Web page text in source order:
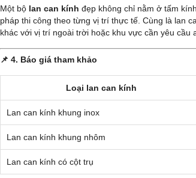
Một bộ lan can kính đẹp không chỉ nằm ở tấm
pháp thi công theo từng vị trí thực tế. Cùng là lan
khác với vị trí ngoài trời hoặc khu vực cần yêu cầu
📌 4. Báo giá tham khảo
Loại lan can kính
Lan can kính khung inox
Lan can kính khung nhôm
Lan can kính có cột trụ